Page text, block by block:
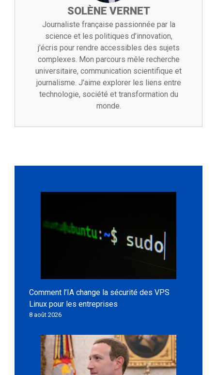
SOLÈNE VERNET
Journaliste française passionnée par la
science et les politiques d’innovation,
j’écris pour rendre accessibles des sujets
complexes. Mon parcours mêle recherche
universitaire, communication scientifique et
journalisme. J’aime explorer les liens entre
technologie, société et transformation du
monde.
Comment l’IA change la sécurité des VPS
Linux pour les entreprises
8 août 2026